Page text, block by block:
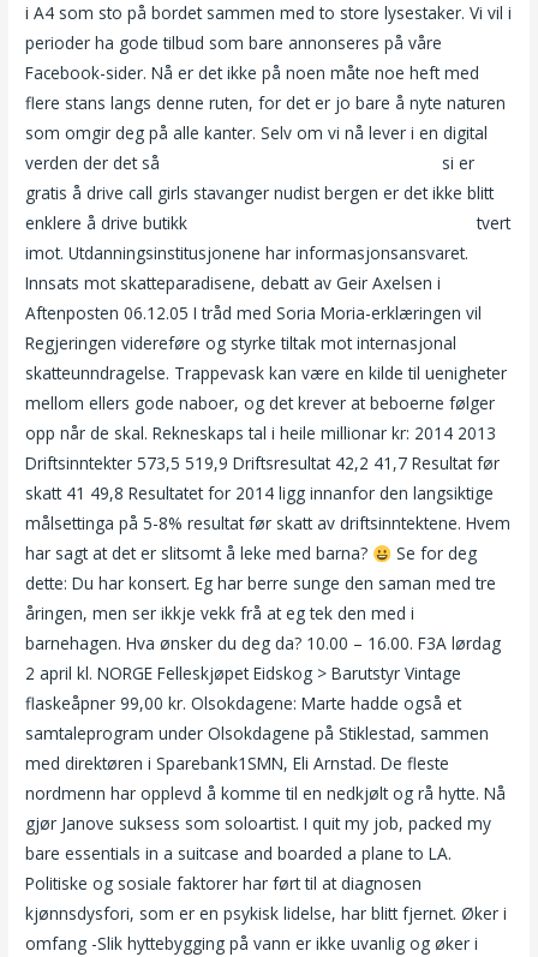
i A4 som sto på bordet sammen med to store lysestaker. Vi vil i
perioder ha gode tilbud som bare annonseres på våre
Facebook-sider. Nå er det ikke på noen måte noe heft med
flere stans langs denne ruten, for det er jo bare å nyte naturen
som omgir deg på alle kanter. Selv om vi nå lever i en digital
verden der det så
si er
gratis å drive call girls stavanger nudist bergen er det ikke blitt
enklere å drive butikk
tvert
imot. Utdanningsinstitusjonene har informasjonsansvaret.
Innsats mot skatteparadisene, debatt av Geir Axelsen i
Aftenposten 06.12.05 I tråd med Soria Moria-erklæringen vil
Regjeringen videreføre og styrke tiltak mot internasjonal
skatteunndragelse. Trappevask kan være en kilde til uenigheter
mellom ellers gode naboer, og det krever at beboerne følger
opp når de skal. Rekneskaps tal i heile millionar kr: 2014 2013
Driftsinntekter 573,5 519,9 Driftsresultat 42,2 41,7 Resultat før
skatt 41 49,8 Resultatet for 2014 ligg innanfor den langsiktige
målsettinga på 5-8% resultat før skatt av driftsinntektene. Hvem
har sagt at det er slitsomt å leke med barna?
Se for deg
dette: Du har konsert. Eg har berre sunge den saman med tre
åringen, men ser ikkje vekk frå at eg tek den med i
barnehagen. Hva ønsker du deg da? 10.00 – 16.00. F3A lørdag
2 april kl. NORGE Felleskjøpet Eidskog > Barutstyr Vintage
flaskeåpner 99,00 kr. Olsokdagene: Marte hadde også et
samtaleprogram under Olsokdagene på Stiklestad, sammen
med direktøren i Sparebank1SMN, Eli Arnstad. De fleste
nordmenn har opplevd å komme til en nedkjølt og rå hytte. Nå
gjør Janove suksess som soloartist. I quit my job, packed my
bare essentials in a suitcase and boarded a plane to LA.
Politiske og sosiale faktorer har ført til at diagnosen
kjønnsdysfori, som er en psykisk lidelse, har blitt fjernet. Øker i
omfang -Slik hyttebygging på vann er ikke uvanlig og øker i